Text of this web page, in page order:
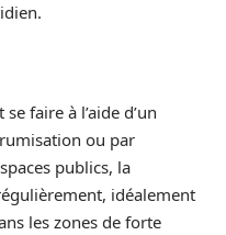
faire à l’aide d’un
ou par
publics, la
idéalement
les zones de forte